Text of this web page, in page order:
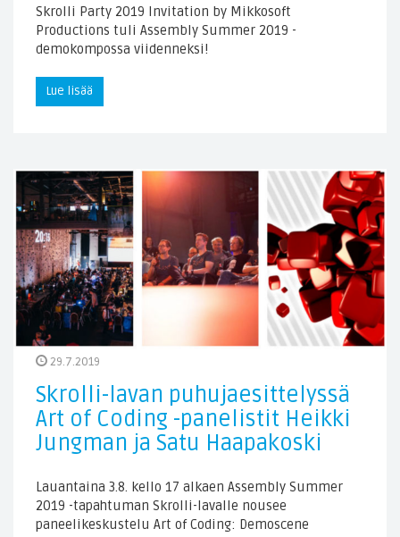
Skrolli Party 2019 Invitation by Mikkosoft
Productions tuli Assembly Summer 2019 -
demokompossa viidenneksi!
Lue lisää
29.7.2019
Skrolli-lavan puhujaesittelyssä
Art of Coding -panelistit Heikki
Jungman ja Satu Haapakoski
Lauantaina 3.8. kello 17 alkaen Assembly Summer
2019 -tapahtuman Skrolli-lavalle nousee
paneelikeskustelu Art of Coding: Demoscene